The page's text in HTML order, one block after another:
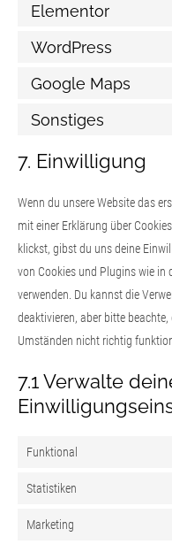
Elementor
WordPress
Google Maps
Sonstiges
7. Einwilligung
Wenn du unsere Website das
mit einer Erklärung über
klickst, gibst du uns deine
von Cookies und Plugins wie in
verwenden. Du kannst die
deaktivieren, aber bitte
Umständen nicht richtig
7.1 Verwalte
Funktional
Statistiken
Marketing